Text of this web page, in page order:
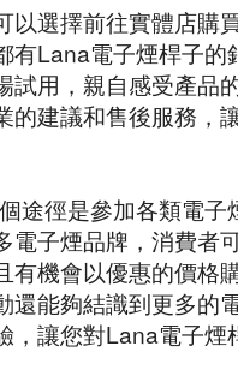
以選擇前往實體店購
有Lana電子煙桿子的
試用，親自感受產品
的建議和售後服務，
途徑是參加各類電子
電子煙品牌，消費者
有機會以優惠的價格
還能夠結識到更多的
，讓您對Lana電子煙